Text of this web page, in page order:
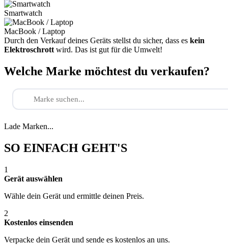
Smartwatch
MacBook / Laptop
Durch den Verkauf deines Geräts stellst du sicher, dass es kein
Elektroschrott wird. Das ist gut für die Umwelt!
Welche Marke möchtest du verkaufen?
Lade Marken...
SO EINFACH GEHT'S
1
Gerät auswählen
Wähle dein Gerät und ermittle deinen Preis.
2
Kostenlos einsenden
Verpacke dein Gerät und sende es kostenlos an uns.